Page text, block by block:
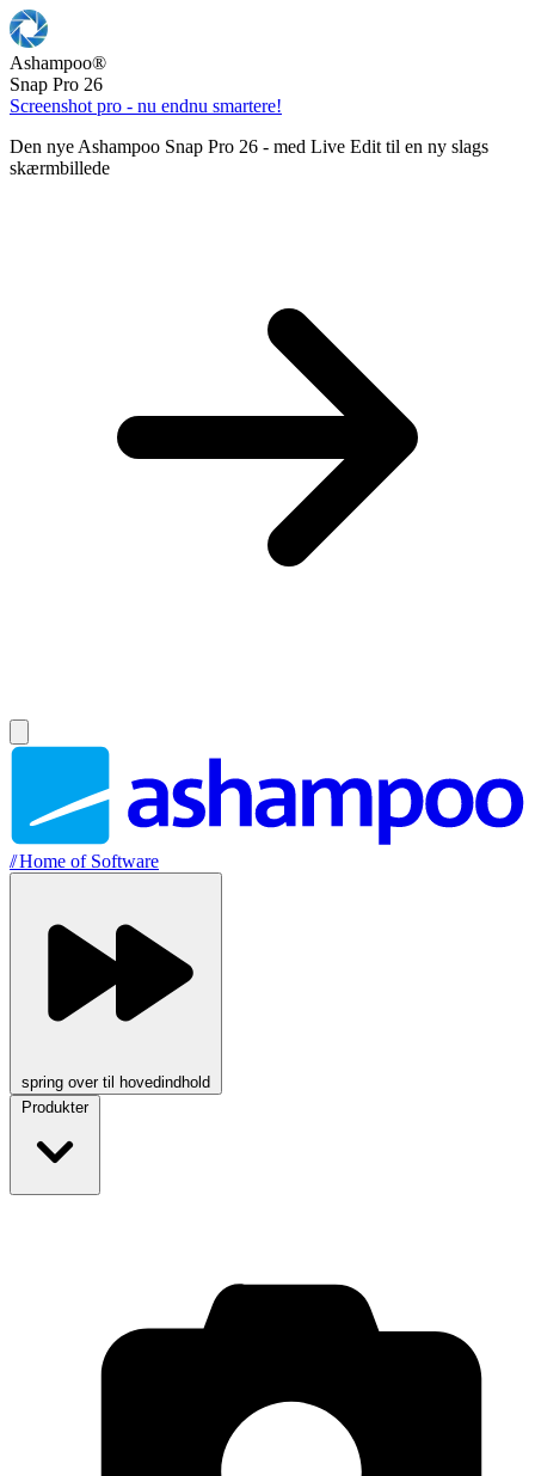
Ashampoo®
Snap Pro 26
Screenshot pro - nu endnu smartere!
Den nye Ashampoo Snap Pro 26 - med Live Edit til en ny slags
skærmbillede
//Home of Software
spring over til hovedindhold
Produkter